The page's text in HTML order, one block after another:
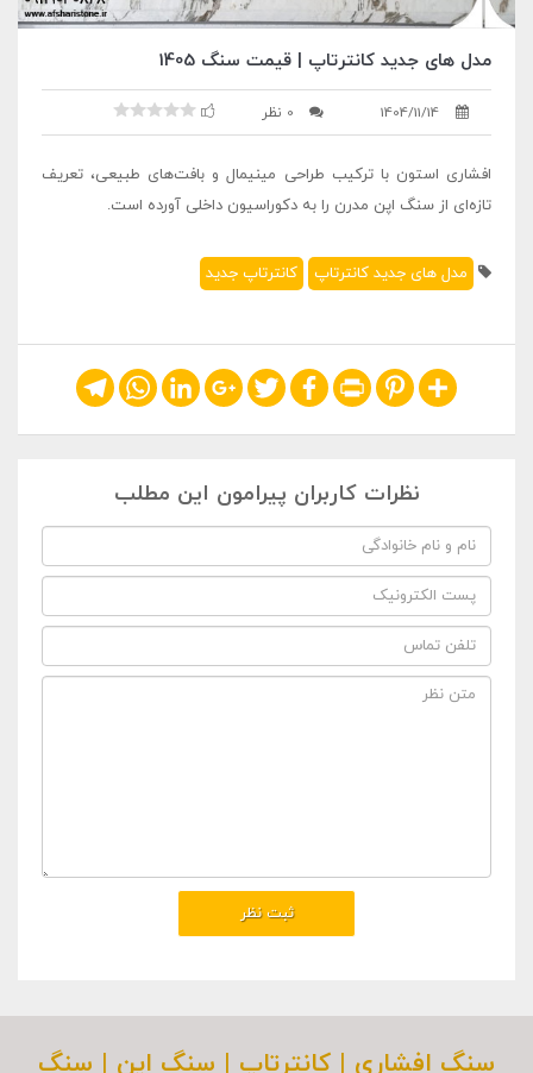
مدل های جدید کانترتاپ | قیمت سنگ 1405
1404/11/14 0 نظر
افشاری استون با ترکیب طراحی مینیمال و بافت‌های طبیعی، تعریف
تازه‌ای از سنگ اپن مدرن را به دکوراسیون داخلی آورده است.
مدل های جدید کانترتاپ کانترتاپ جدید
Share
Pinterest
Print
Facebook
Twitter
Google+
LinkedIn
WhatsApp
Telegram
نظرات کاربران پیرامون این مطلب
سنگ افشاری | کانترتاپ | سنگ اپن | سنگ